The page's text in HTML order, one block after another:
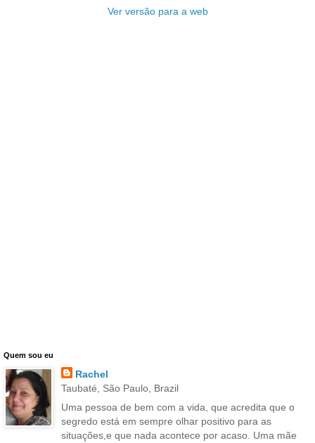
Ver versão para a web
Quem sou eu
Rachel
Taubaté, São Paulo, Brazil
Uma pessoa de bem com a vida, que acredita que o
segredo está em sempre olhar positivo para as
situações,e que nada acontece por acaso. Uma mãe